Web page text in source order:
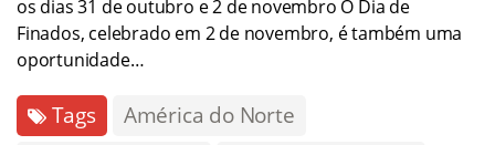
os dias 31 de outubro e 2 de novembro O Dia de
Finados, celebrado em 2 de novembro, é também uma
oportunidade…
Tags
América do Norte